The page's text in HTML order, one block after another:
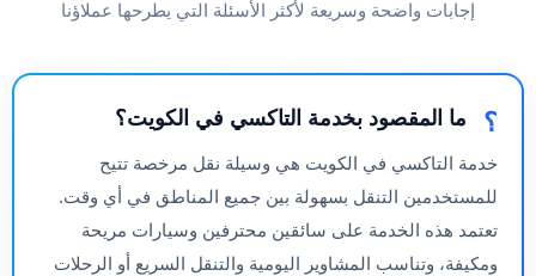
إجابات واضحة وسريعة لأكثر الأسئلة التي يطرحها عملاؤنا
ما المقصود بخدمة التاكسي في الكويت؟
خدمة التاكسي في الكويت هي وسيلة نقل مرخصة تتيح
للمستخدمين التنقل بسهولة بين جميع المناطق في أي وقت.
تعتمد هذه الخدمة على سائقين محترفين وسيارات مريحة
ومكيفة، وتناسب المشاوير اليومية والتنقل السريع أو الرحلات